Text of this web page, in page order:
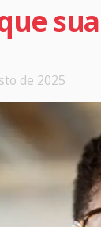
de 2025